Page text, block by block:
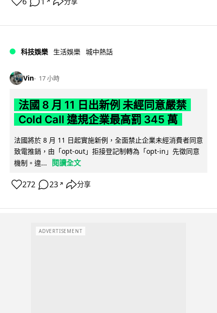
科技娛樂 生活娛樂 城中熱話
Vin 17 小時
法國 8 月 11 日出新例 未經同意嚴禁
Cold Call 違規企業最高罰 345 萬
法國將於 8 月 11 日起實施新例，全面禁止企業未經消費者同意
致電推銷，由「opt-out」拒接登記制轉為「opt-in」先徵同意
機制。違...
閱讀全文
272 23 ↗ 分享
ADVERTISEMENT